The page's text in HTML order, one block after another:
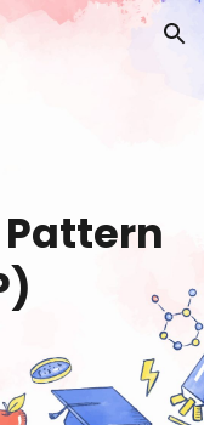
Skip to navigation